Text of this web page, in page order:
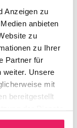
Anzeigen zu
anbieten
zu
zu Ihrer
Partner für
weiter. Unsere
mit
bereitgestellt